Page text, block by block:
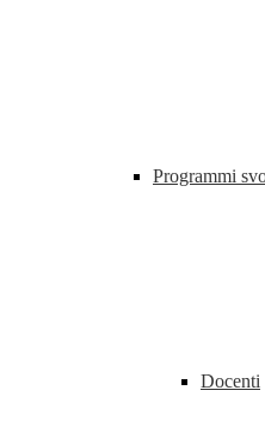
Programmi
Docenti